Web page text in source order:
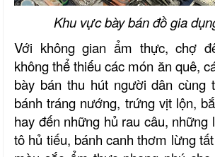
Khu vực bày bán đồ gia
Với không gian ẩm thực, chợ
không thể thiếu các món ăn quê,
bày bán thu hút người dân cùng
bánh tráng nướng, trứng vịt lộn,
hay đến những hủ rau câu, những
tô hủ tiếu, bánh canh thơm lừng